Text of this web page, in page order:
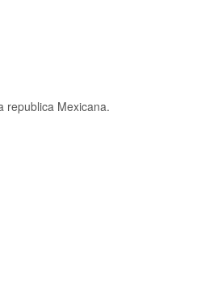
republica Mexicana.